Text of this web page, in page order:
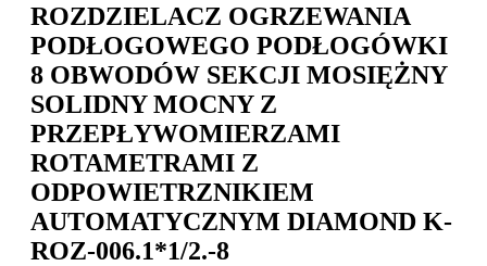
ROZDZIELACZ OGRZEWANIA
PODŁOGOWEGO PODŁOGÓWKI
8 OBWODÓW SEKCJI MOSIĘŻNY
SOLIDNY MOCNY Z
PRZEPŁYWOMIERZAMI
ROTAMETRAMI Z
ODPOWIETRZNIKIEM
AUTOMATYCZNYM DIAMOND K-
ROZ-006.1*1/2.-8